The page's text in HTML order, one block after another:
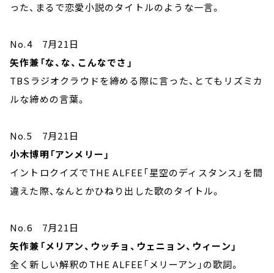
った、まるで恋愛小説のタイトルのような一言。
No.4 7月21日
矢作兼「な、な、こんなでさ」
TBSラジオクラウドを締める際に言った、とてもリズミカ
ルな締めの言葉。
No.5 7月21日
小木博明「アンメリー」
イントロクイズでTHE ALFEE「星空のディスタンス」を間
違えた際、なんとかひねり出した歌のタイトル。
No.6 7月21日
矢作兼「メリアン、ウッチョ、ウェニョン、ウィーン」
全く新しい解釈のTHE ALFEE「メリーアン」の歌詞。